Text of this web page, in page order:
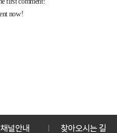
채널안내 찾아오시는 길